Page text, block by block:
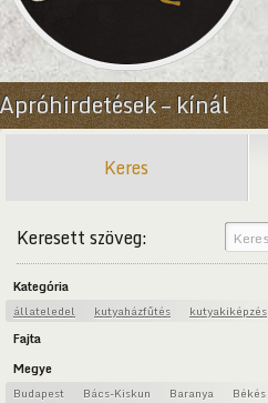
Apróhirdetések – kínál
Keres
Keresett szöveg:
Kategória
állateledel kutyaházfűtés kutyakiképzés
Fajta
Megye
Budapest Bács-Kiskun Baranya Békés